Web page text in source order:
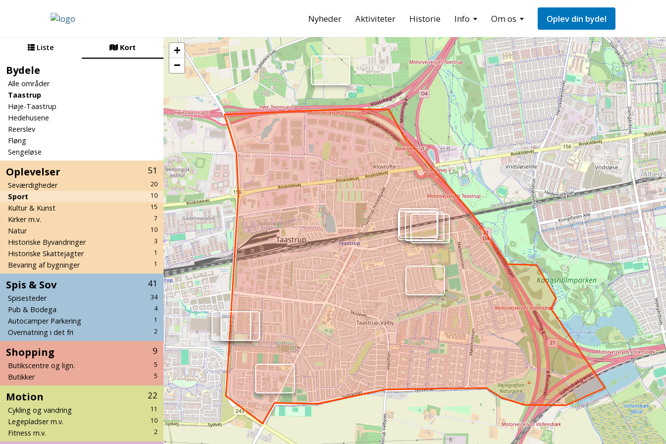
Nyheder Aktiviteter Historie Info Om os Oplev din bydel
Liste Kort
Bydele
Alle områder
Taastrup
Høje-Taastrup
Hedehusene
Reerslev
Fløng
Sengeløse
51
Oplevelser
20
Seværdigheder
10
Sport
15
Kultur & Kunst
7
Kirker m.v.
10
Natur
3
Historiske Byvandringer
1
Historiske Skattejagter
1
Bevaring af bygninger
41
Spis & Sov
34
Spisesteder
4
Pub & Bodega
1
Autocamper Parkering
2
Overnatning i det fri
9
Shopping
5
Butikscentre og lign.
5
Butikker
22
Motion
11
Cykling og vandring
10
Legepladser m.v.
2
Fitness m.v.
+
−